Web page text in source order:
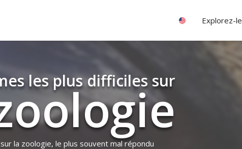
Explorez-le
les plus difficiles sur
la zoologie, le plus souvent mal répondu